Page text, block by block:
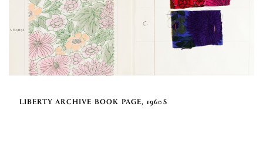
LIBERTY ARCHIVE BOOK PAGE, 1960S